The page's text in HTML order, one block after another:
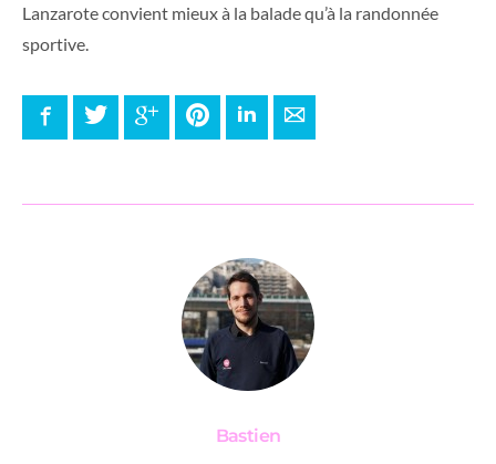
Lanzarote convient mieux à la balade qu’à la randonnée
sportive.
FacebookTwitter Google+ PinterestLinkedInE-mail
Bastien